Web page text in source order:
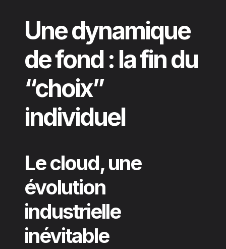
Une dynamique
de fond : la fin du
“choix”
individuel
Le cloud, une
évolution
industrielle
inévitable